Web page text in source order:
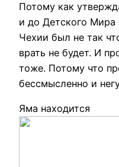
Потому как
и до Детского Мира
Чехии был не так
врать не будет. И
тоже. Потому что
бессмысленно и
Яма находится